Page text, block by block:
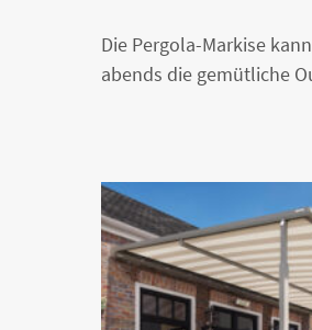
Die Pergola-Markise
abends die gemütliche